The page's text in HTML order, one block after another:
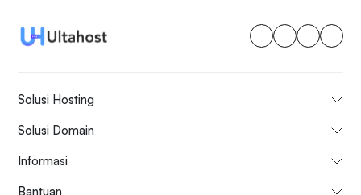
Solusi Hosting
Solusi Domain
Informasi
Bantuan